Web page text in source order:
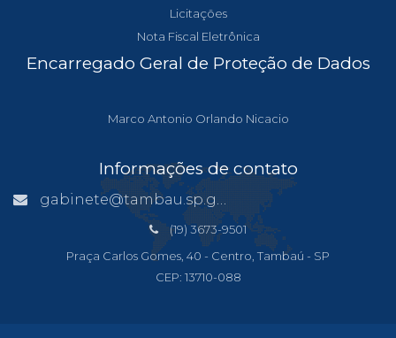
Licitações
Nota Fiscal Eletrônica
Encarregado Geral de Proteção de Dados
Marco Antonio Orlando Nicacio
Informações de contato
gabinete@tambau.sp.gov.br
(19) 3673-9501
Praça Carlos Gomes, 40 - Centro, Tambaú - SP
CEP: 13710-088